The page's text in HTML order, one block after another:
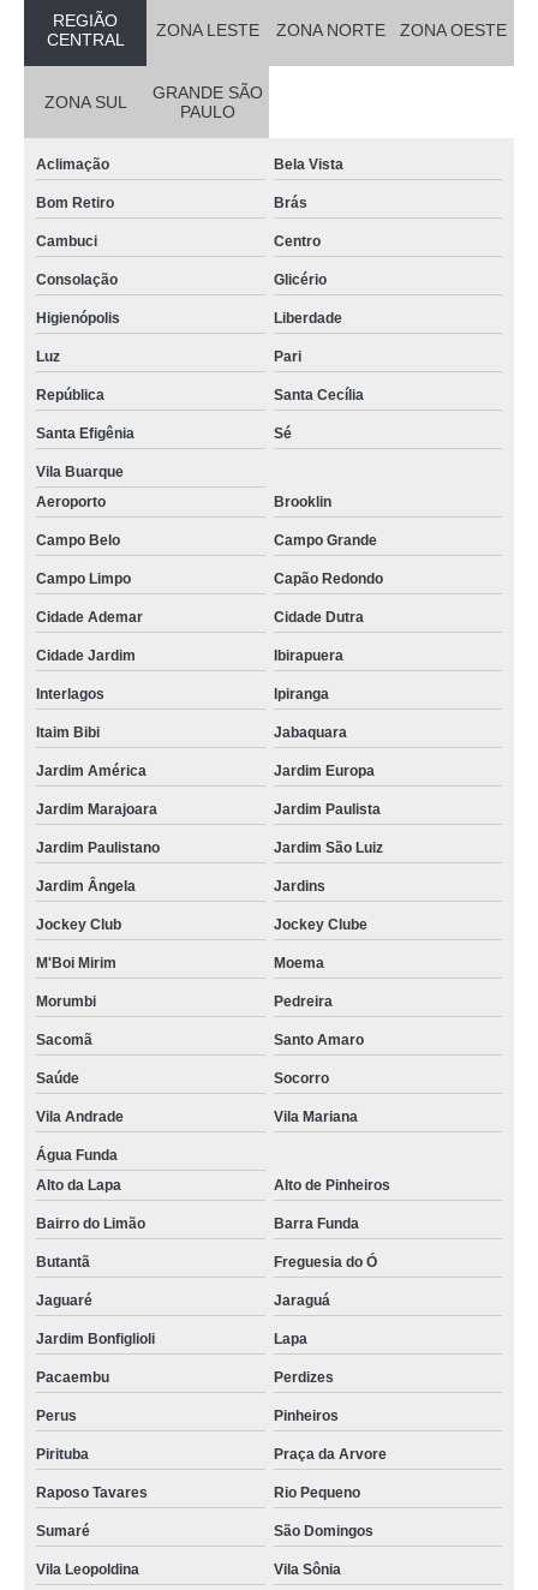
REGIÃO
CENTRAL
ZONA LESTE ZONA NORTE ZONA OESTE
ZONA SUL
GRANDE SÃO
PAULO
Aclimação Bela Vista
Bom Retiro Brás
Cambuci Centro
Consolação Glicério
Higienópolis Liberdade
Luz Pari
República Santa Cecília
Santa Efigênia Sé
Vila Buarque
Aeroporto
Brooklin
Campo Belo Campo Grande
Campo Limpo Capão Redondo
Cidade Ademar Cidade Dutra
Cidade Jardim Ibirapuera
Interlagos Ipiranga
Itaim Bibi Jabaquara
Jardim América Jardim Europa
Jardim Marajoara Jardim Paulista
Jardim Paulistano Jardim São Luiz
Jardim Ângela Jardins
Jockey Club Jockey Clube
M'Boi Mirim Moema
Morumbi Pedreira
Sacomã Santo Amaro
Saúde Socorro
Vila Andrade Vila Mariana
Água Funda
Alto da Lapa
Alto de Pinheiros
Bairro do Limão Barra Funda
Butantã Freguesia do Ó
Jaguaré Jaraguá
Jardim Bonfiglioli Lapa
Pacaembu Perdizes
Perus Pinheiros
Pirituba Praça da Arvore
Raposo Tavares Rio Pequeno
Sumaré São Domingos
Vila Leopoldina Vila Sônia